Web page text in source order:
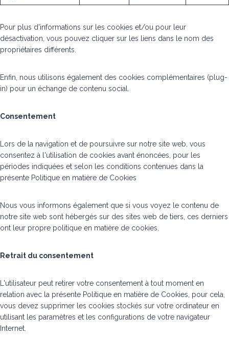
Pour plus d'informations sur les cookies et/ou pour leur
désactivation, vous pouvez cliquer sur les liens dans le nom des
propriétaires différents.
Enfin, nous utilisons également des cookies complémentaires (plug-
in) pour un échange de contenu social.
Consentement
Lors de la navigation et de poursuivre sur notre site web, vous
consentez à l'utilisation de cookies avant énoncées, pour les
périodes indiquées et selon les conditions contenues dans la
présente Politique en matière de Cookies
Nous vous informons également que si vous voyez le contenu de
notre site web sont hébergés sur des sites web de tiers, ces derniers
ont leur propre politique en matière de cookies.
Retrait du consentement
L'utilisateur peut retirer votre consentement à tout moment en
relation avec la présente Politique en matière de Cookies, pour cela,
vous devez supprimer les cookies stockés sur votre ordinateur en
utilisant les paramètres et les configurations de votre navigateur
Internet.